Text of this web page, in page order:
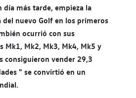
día más tarde, empieza la
nuevo Golf en los primeros
ocurrió con sus
Mk1, Mk2, Mk3, Mk4, Mk5 y
consiguieron vender 29,3
" se convirtió en un